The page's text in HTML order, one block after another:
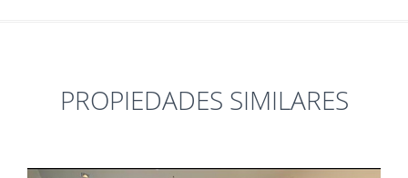
PROPIEDADES SIMILARES